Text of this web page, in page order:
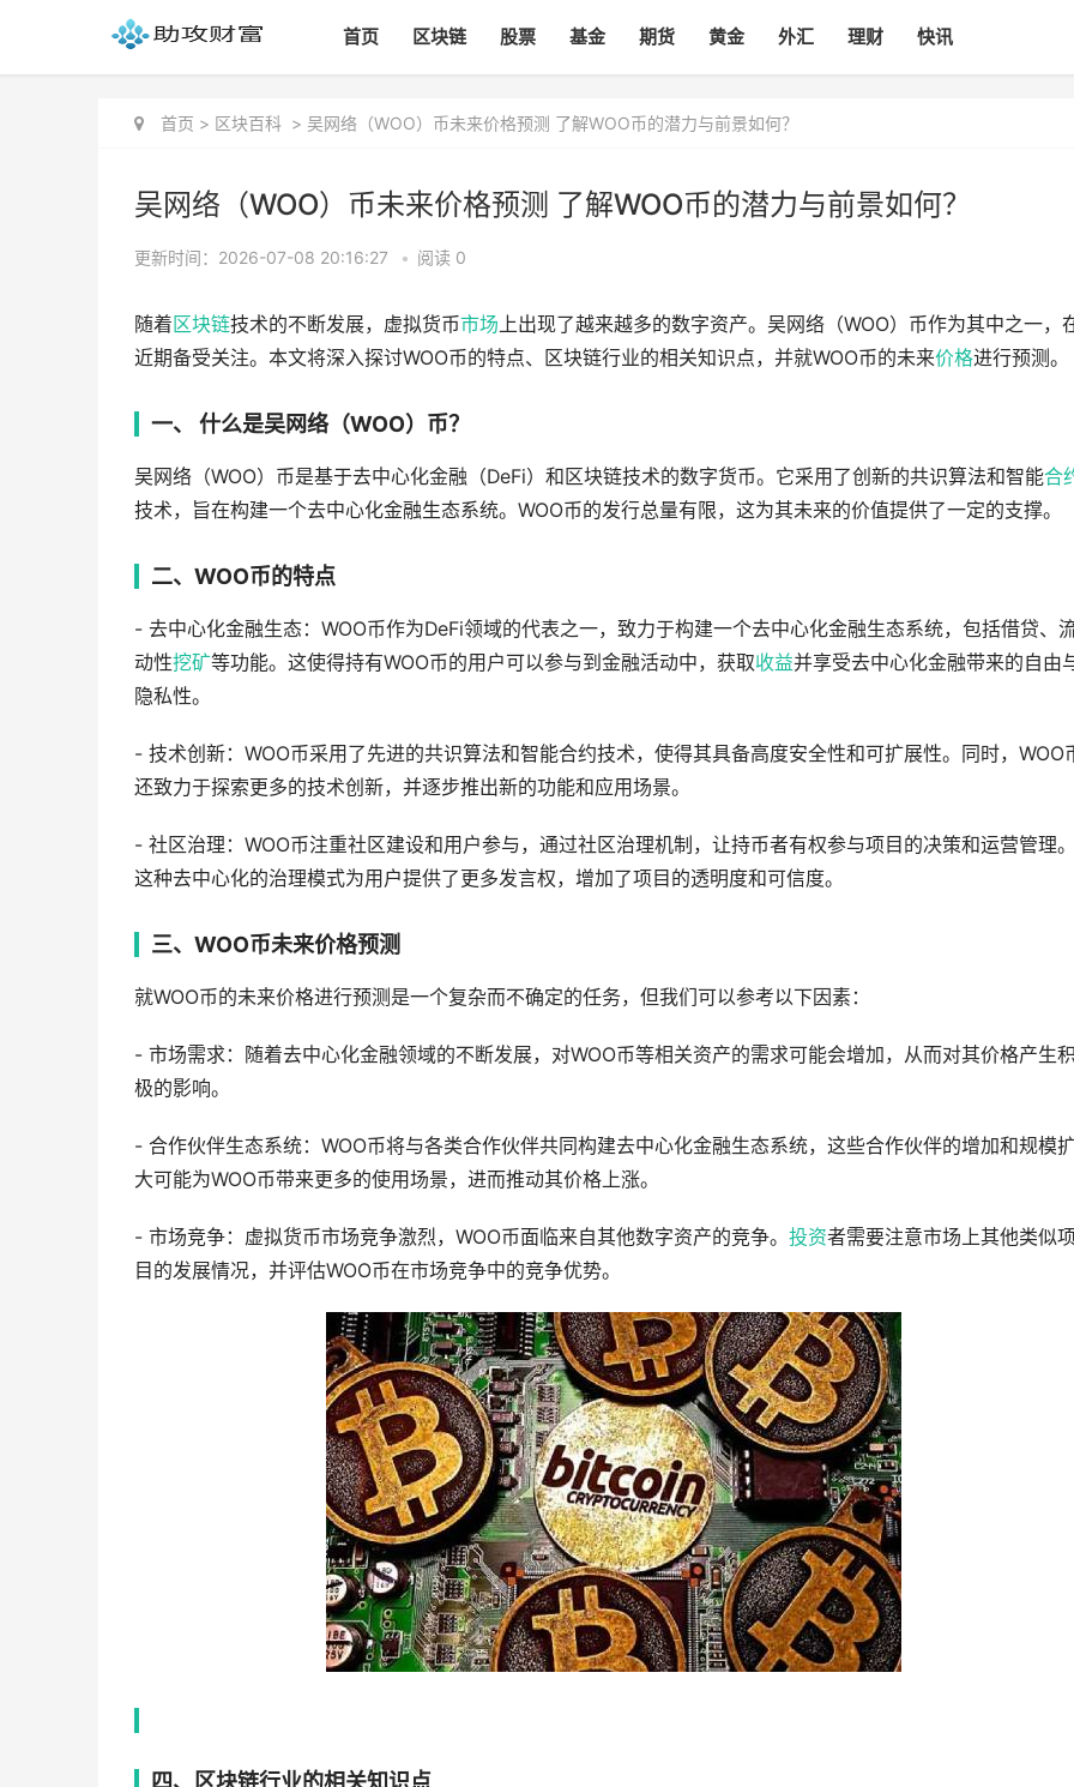
首页 区块链 股票 基金 期货 黄金 外汇 理财 快讯
首页 > 区块百科 > 吴网络（WOO）币未来价格预测 了解WOO币的潜力与前景如何？
吴网络（WOO）币未来价格预测 了解WOO币的潜力与前景如何？
更新时间：2026-07-08 20:16:27 • 阅读 0
随着区块链技术的不断发展，虚拟货币市场上出现了越来越多的数字资产。吴网络（WOO）币作为其中之一，
近期备受关注。本文将深入探讨WOO币的特点、区块链行业的相关知识点，并就WOO币的未来价格进行预测。
一、 什么是吴网络（WOO）币？
吴网络（WOO）币是基于去中心化金融（DeFi）和区块链技术的数字货币。它采用了创新的共识算法和智能合
技术，旨在构建一个去中心化金融生态系统。WOO币的发行总量有限，这为其未来的价值提供了一定的支撑。
二、WOO币的特点
- 去中心化金融生态：WOO币作为DeFi领域的代表之一，致力于构建一个去中心化金融生态系统，包括借贷、
动性挖矿等功能。这使得持有WOO币的用户可以参与到金融活动中，获取收益并享受去中心化金融带来的自由
隐私性。
- 技术创新：WOO币采用了先进的共识算法和智能合约技术，使得其具备高度安全性和可扩展性。同时，WOO
还致力于探索更多的技术创新，并逐步推出新的功能和应用场景。
- 社区治理：WOO币注重社区建设和用户参与，通过社区治理机制，让持币者有权参与项目的决策和运营管理
这种去中心化的治理模式为用户提供了更多发言权，增加了项目的透明度和可信度。
三、WOO币未来价格预测
就WOO币的未来价格进行预测是一个复杂而不确定的任务，但我们可以参考以下因素：
- 市场需求：随着去中心化金融领域的不断发展，对WOO币等相关资产的需求可能会增加，从而对其价格产生
极的影响。
- 合作伙伴生态系统：WOO币将与各类合作伙伴共同构建去中心化金融生态系统，这些合作伙伴的增加和规模
大可能为WOO币带来更多的使用场景，进而推动其价格上涨。
- 市场竞争：虚拟货币市场竞争激烈，WOO币面临来自其他数字资产的竞争。 投资者需要注意市场上其他类似
目的发展情况，并评估WOO币在市场竞争中的竞争优势。
四、区块链行业的相关知识点